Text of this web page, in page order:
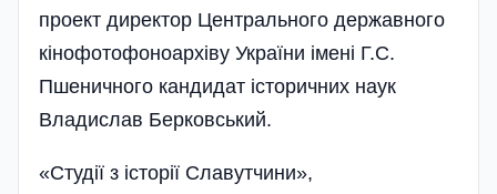
проект директор Центрального державного
кінофотофоноархіву України імені Г.С.
Пшеничного кандидат історичних наук
Владислав Берковський.
«Студії з історії Славутчини»,